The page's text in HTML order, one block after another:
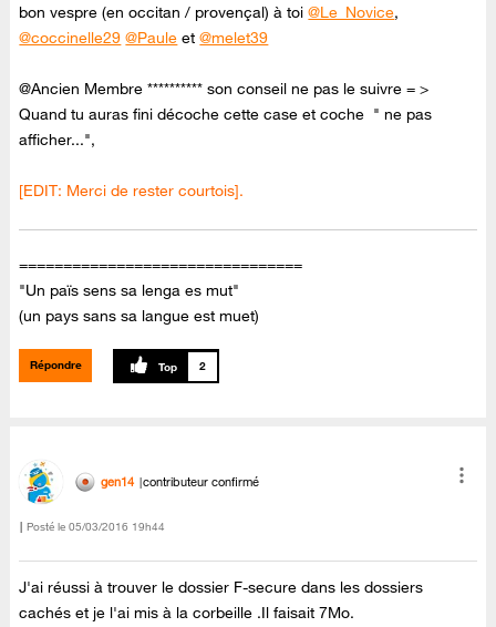
bon vespre (en occitan / provençal) à toi@Le_Novice,
@coccinelle29 @Paule et@melet39
@Ancien Membre ********** son conseil ne pas le suivre = >
Quand tu auras fini décoche cette case et coche " ne pas
afficher...",
[EDIT: Merci de rester courtois].
================================
"Un païs sens sa lenga es mut"
(un pays sans sa langue est muet)
Répondre 2
gen14 contributeur confirmé
Posté le ‎05/03/2016 19h44
J'ai réussi à trouver le dossier F-secure dans les dossiers
cachés et je l'ai mis à la corbeille .Il faisait 7Mo.